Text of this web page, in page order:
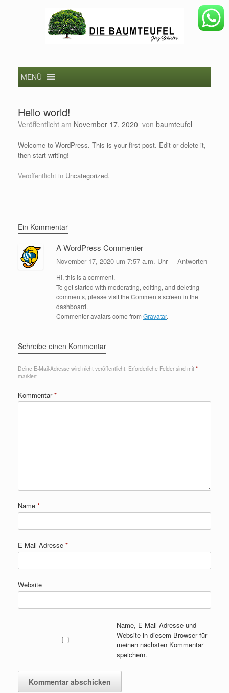
MENÜ
Hello world!
Veröffentlicht am November 17, 2020 von baumteufel
Welcome to WordPress. This is your first post. Edit or delete it,
then start writing!
Veröffentlicht in Uncategorized.
Ein Kommentar
A WordPress Commenter
November 17, 2020 um 7:57 a.m. Uhr Antworten
Hi, this is a comment.
To get started with moderating, editing, and deleting
comments, please visit the Comments screen in the
dashboard.
Commenter avatars come from Gravatar.
Schreibe einen Kommentar
Deine E-Mail-Adresse wird nicht veröffentlicht. Erforderliche Felder sind mit *
markiert
Kommentar*
Name *
E-Mail-Adresse *
Website
Name, E-Mail-Adresse und
Website in diesem Browser für
meinen nächsten Kommentar
speichern.